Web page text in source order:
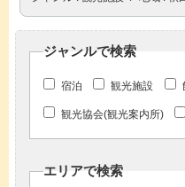
ジャンルで検索
宿泊 観光施設
観光協会(観光案内所)
エリアで検索